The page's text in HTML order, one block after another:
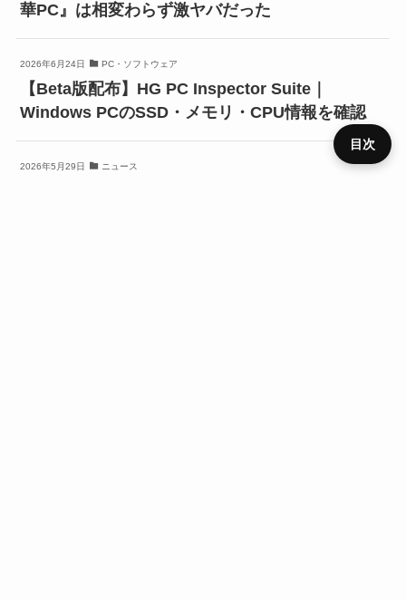
華PC』は相変わらず激ヤバだった
2026年6月24日 PC・ソフトウェア
【Beta版配布】HG PC Inspector Suite｜
Windows PCのSSD・メモリ・CPU情報を確認
2026年5月29日 ニュース
目次